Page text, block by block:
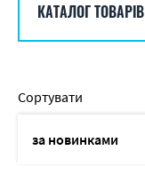
КАТАЛОГ ТОВАРІВ
Сортувати
за новинками